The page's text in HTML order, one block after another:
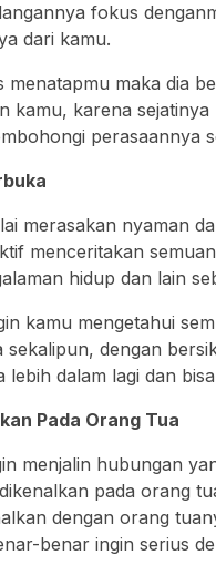
fokus
dari kamu.
menatapmu maka dia
kamu, karena
perasaannya
merasakan nyaman
menceritakan
hidup dan lain
kamu mengetahui
sekalipun, dengan
lebih dalam lagi dan
Pada Orang Tua
menjalin hubungan
pada orang
dengan orang
benar ingin serius